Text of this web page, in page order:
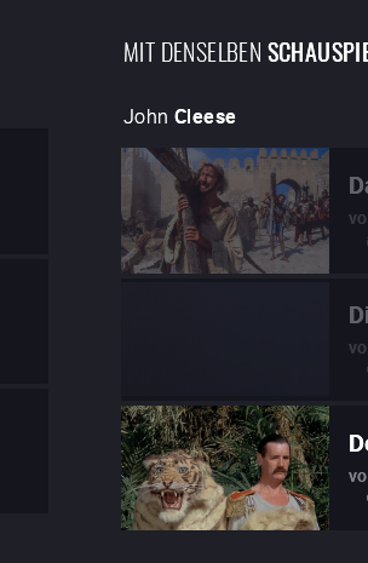
MIT DENSELBEN
John Cleese